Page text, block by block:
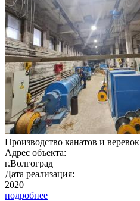
Производство канатов и веревок
Адрес объекта:
г.Волгоград
Дата реализация:
2020
подробнее